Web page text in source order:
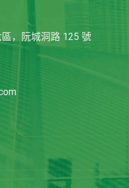
，阮城洞路 125 號